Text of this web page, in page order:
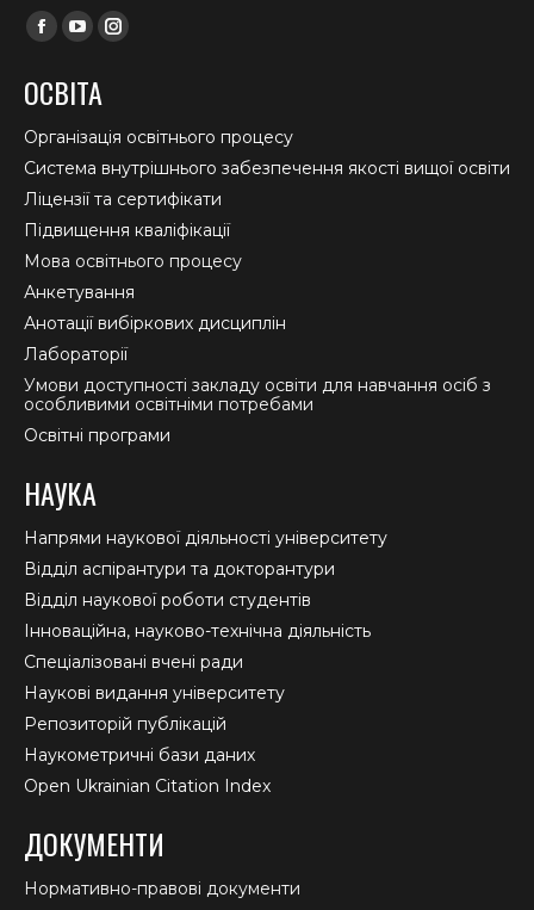
Find us on:
Facebook
opens
in
new
window
YouTube
opens
in
new
window
Instagram
in
new
window
ОСВІТА
Організація освітнього процесу
Система внутрішнього забезпечення якості вищої освіти
Ліцензії та сертифікати
Підвищення кваліфікації
Мова освітнього процесу
Анкетування
Анотації вибіркових дисциплін
Лабораторії
Умови доступності закладу освіти для навчання осіб з
особливими освітніми потребами
Освітні програми
НАУКА
Напрями наукової діяльності університету
Відділ аспірантури та докторантури
Відділ наукової роботи студентів
Інноваційна, науково-технічна діяльність
Спеціалізовані вчені ради
Наукові видання університету
Репозиторій публікацій
Наукометричні бази даних
Open Ukrainian Citation Index
ДОКУМЕНТИ
Нормативно-правові документи